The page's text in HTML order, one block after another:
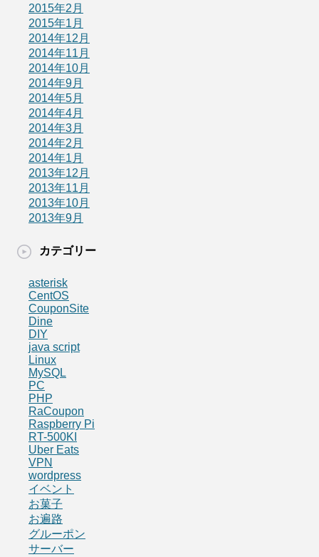
2015年2月
2015年1月
2014年12月
2014年11月
2014年10月
2014年9月
2014年5月
2014年4月
2014年3月
2014年2月
2014年1月
2013年12月
2013年11月
2013年10月
2013年9月
カテゴリー
asterisk
CentOS
CouponSite
Dine
DIY
java script
Linux
MySQL
PC
PHP
RaCoupon
Raspberry Pi
RT-500KI
Uber Eats
VPN
wordpress
イベント
お菓子
お遍路
グルーポン
サーバー